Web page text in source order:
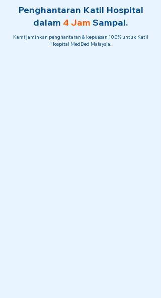
Penghantaran Katil Hospital
dalam 4 Jam Sampai.
Kami jaminkan penghantaran & kepuasan 100% untuk Katil
Hospital MedBed Malaysia.